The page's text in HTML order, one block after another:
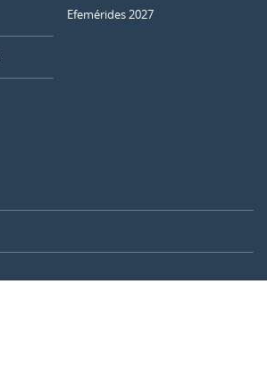
Efemérides 2027